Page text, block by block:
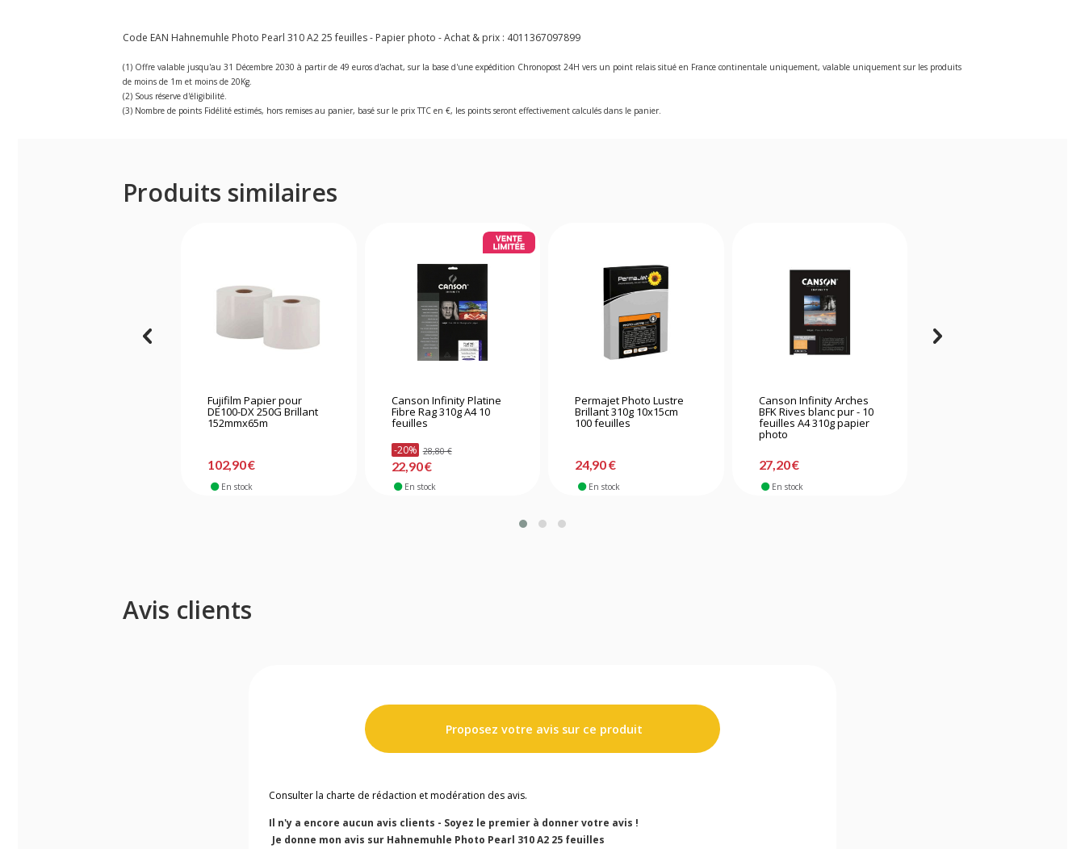
Code EAN Hahnemuhle Photo Pearl 310 A2 25 feuilles - Papier photo - Achat & prix : 4011367097899
(1) Offre valable jusqu'au 31 Décembre 2030 à partir de 49 euros d'achat, sur la base d'une expédition Chronopost 24H vers un point relais situé en France continentale uniquement, valable uniquement sur les produits
de moins de 1m et moins de 20Kg.
(2) Sous réserve d'éligibilité.
(3) Nombre de points Fidélité estimés, hors remises au panier, basé sur le prix TTC en €, les points seront effectivement calculés dans le panier.
Produits similaires
Fujifilm Papier pour
DE100-DX 250G Brillant
152mmx65m
102,90 €
En stock
Canson Infinity Platine
Fibre Rag 310g A4 10
feuilles
-20% 28,80 €
22,90 €
En stock
Permajet Photo Lustre
Brillant 310g 10x15cm
100 feuilles
24,90 €
En stock
Canson Infinity Arches
BFK Rives blanc pur - 10
feuilles A4 310g papier
photo
27,20 €
En stock
Avis clients
Proposez votre avis sur ce produit
Consulter la charte de rédaction et modération des avis.
Il n'y a encore aucun avis clients - Soyez le premier à donner votre avis !
Je donne mon avis sur Hahnemuhle Photo Pearl 310 A2 25 feuilles